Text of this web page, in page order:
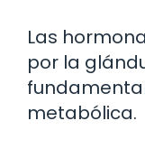
Las
por la
metabólica.